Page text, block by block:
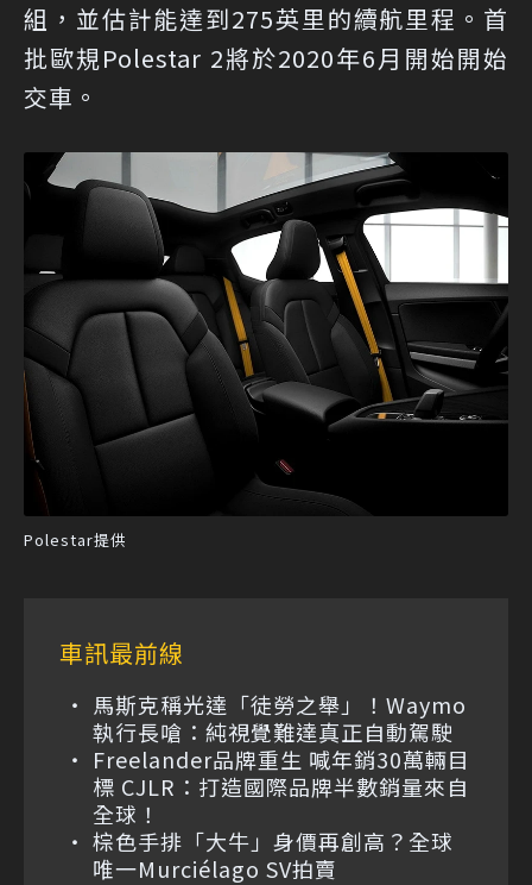
組，並估計能達到275英里的續航里程。首
批歐規Polestar 2將於2020年6月開始開始
交車。
Polestar提供
車訊最前線
馬斯克稱光達「徒勞之舉」！Waymo
執行長嗆：純視覺難達真正自動駕駛
Freelander品牌重生 喊年銷30萬輛目
標 CJLR：打造國際品牌半數銷量來自
全球！
棕色手排「大牛」身價再創高？全球
唯一Murciélago SV拍賣